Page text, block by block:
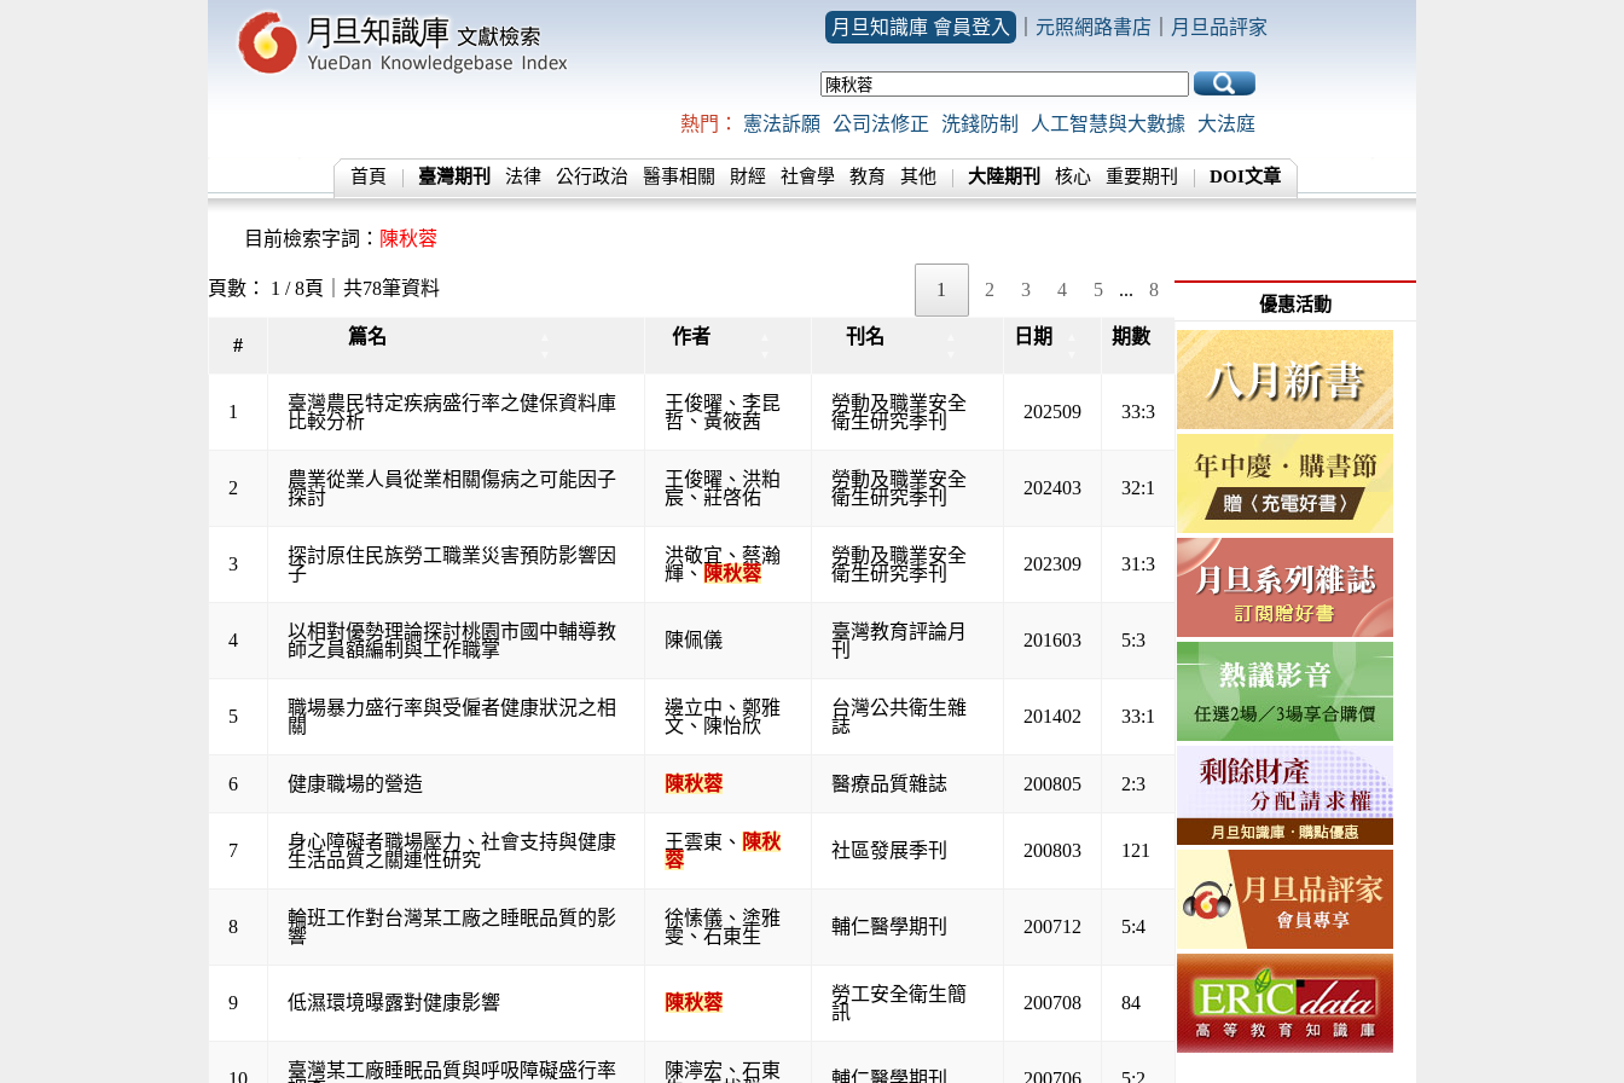
月旦知識庫 會員登入 元照網路書店 月旦品評家
熱門： 憲法訴願 公司法修正 洗錢防制 人工智慧與大數據 大法庭
首頁 臺灣期刊 法律 公行政治 醫事相關 財經 社會學 教育 其他 大陸期刊 核心 重要期刊 DOI文章
目前檢索字詞： 陳秋蓉
頁數： 1 / 8頁｜共78筆資料 1 2 3 4 5 ... 8
# 篇名 作者 刊名 日期 期數
1
臺灣農民特定疾病盛行率之健保資料庫
比較分析
王俊曜 、 李昆
哲 、 黃筱茜
勞動及職業安全
衛生研究季刊
202509 33:3
2
農業從業人員從業相關傷病之可能因子
探討
王俊曜 、 洪粕
宸 、 莊啓佑
勞動及職業安全
衛生研究季刊
202403 32:1
3
探討原住民族勞工職業災害預防影響因
子
洪敬宜 、 蔡瀚
輝 、 陳秋蓉
勞動及職業安全
衛生研究季刊
202309 31:3
4
以相對優勢理論探討桃園市國中輔導教
師之員額編制與工作職掌
陳佩儀
臺灣教育評論月
刊
201603 5:3
5
職場暴力盛行率與受僱者健康狀況之相
關
邊立中 、 鄭雅
文 、 陳怡欣
台灣公共衛生雜
誌
201402 33:1
6 健康職場的營造 陳秋蓉 醫療品質雜誌 200805 2:3
7
身心障礙者職場壓力、社會支持與健康
生活品質之關連性研究
王雲東 、 陳秋
蓉
社區發展季刊 200803 121
8
輪班工作對台灣某工廠之睡眠品質的影
響
徐愫儀 、 塗雅
雯 、 石東生 輔仁醫學期刊 200712 5:4
9 低濕環境曝露對健康影響 陳秋蓉
勞工安全衛生簡
訊
200708 84
10
臺灣某工廠睡眠品質與呼吸障礙盛行率
陳濘宏 、 石東
輔仁醫學期刊 200706 5:2
優惠活動